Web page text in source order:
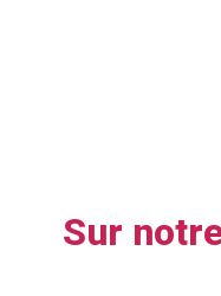
Sur